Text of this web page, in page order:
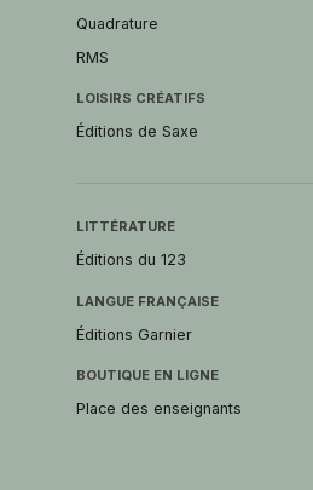
Quadrature
RMS
LOISIRS CRÉATIFS
Éditions de Saxe
LITTÉRATURE
Éditions du 123
LANGUE FRANÇAISE
Éditions Garnier
BOUTIQUE EN LIGNE
Place des enseignants